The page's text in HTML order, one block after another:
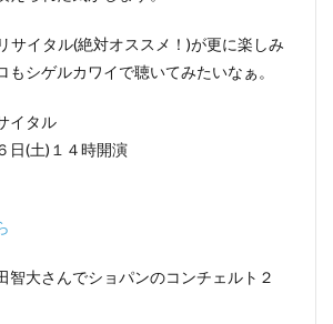
サイタル(絶対オススメ！)が更に楽しみ
もシゲルカワイで聴いてみたいなぁ。
イタル
日(土)１４時開演
智大さんでショパンのコンチェルト２